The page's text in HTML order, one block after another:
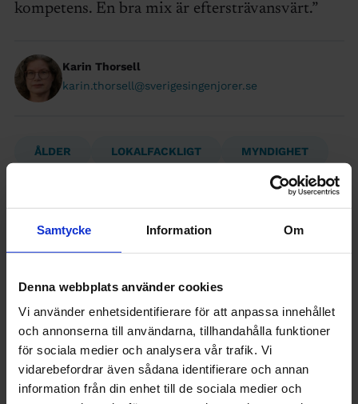
Samtycke Information Om
Denna webbplats använder cookies
Vi använder enhetsidentifierare för att anpassa innehållet
och annonserna till användarna, tillhandahålla funktioner
för sociala medier och analysera vår trafik. Vi
vidarebefordrar även sådana identifierare och annan
information från din enhet till de sociala medier och
kompetens. En bra mix är eftersträvansvärt.”
Karin Thorsell
karin.thorsell@sverigesingenjorer.se
ÅLDER LOKALFACKLIGT MYNDIGHET
Lämna en kommentar
Kommentar